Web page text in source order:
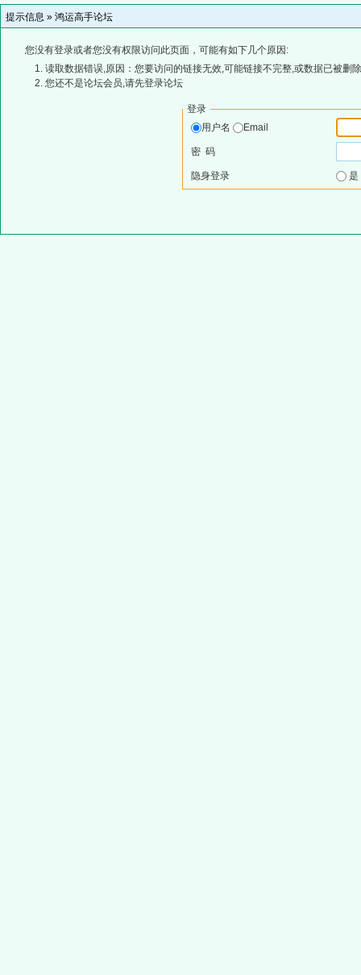
提示信息 » 鸿运高手论坛
您没有登录或者您没有权限访问此页面，可能有如下几个原因:
读取数据错误,原因：您要访问的链接无效,可能链接不完整,或数据已被删
您还不是论坛会员,请先登录论坛
登录
用户名
Email
密 码
隐身登录